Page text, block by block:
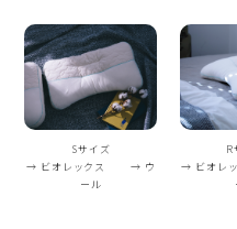
Sサイズ
→ ビオレックス → ウ
ール
R
→ ビオレ